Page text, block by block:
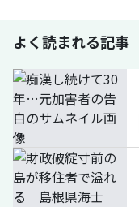
よく読まれる記事